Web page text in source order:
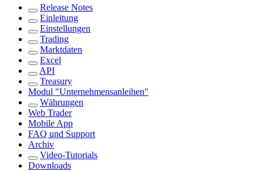
Release Notes
Einleitung
Einstellungen
Trading
Marktdaten
Excel
API
Treasury
Modul "Unternehmensanleihen"
Währungen
Web Trader
Mobile App
FAQ und Support
Archiv
Video-Tutorials
Downloads